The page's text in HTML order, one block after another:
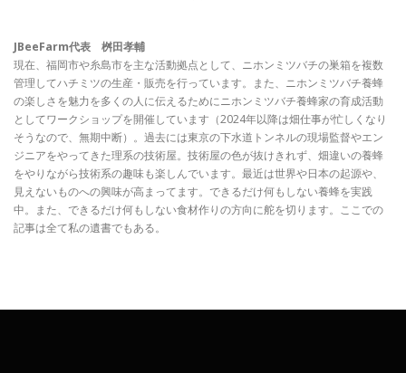
JBeeFarm代表 桝田孝輔
現在、福岡市や糸島市を主な活動拠点として、ニホンミツバチの巣箱を複数
管理してハチミツの生産・販売を行っています。また、ニホンミツバチ養蜂
の楽しさを魅力を多くの人に伝えるためにニホンミツバチ養蜂家の育成活動
としてワークショップを開催しています（2024年以降は畑仕事が忙しくなり
そうなので、無期中断）。過去には東京の下水道トンネルの現場監督やエン
ジニアをやってきた理系の技術屋。技術屋の色が抜けきれず、畑違いの養蜂
をやりながら技術系の趣味も楽しんでいます。最近は世界や日本の起源や、
見えないものへの興味が高まってます。できるだけ何もしない養蜂を実践
中。また、できるだけ何もしない食材作りの方向に舵を切ります。ここでの
記事は全て私の遺書でもある。